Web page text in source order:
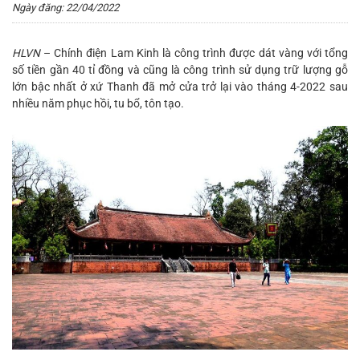
Ngày đăng: 22/04/2022
HLVN – Chính điện Lam Kinh là công trình được dát vàng với tổng
số tiền gần 40 tỉ đồng và cũng là công trình sử dụng trữ lượng gỗ
lớn bậc nhất ở xứ Thanh đã mở cửa trở lại vào tháng 4-2022 sau
nhiều năm phục hồi, tu bổ, tôn tạo.